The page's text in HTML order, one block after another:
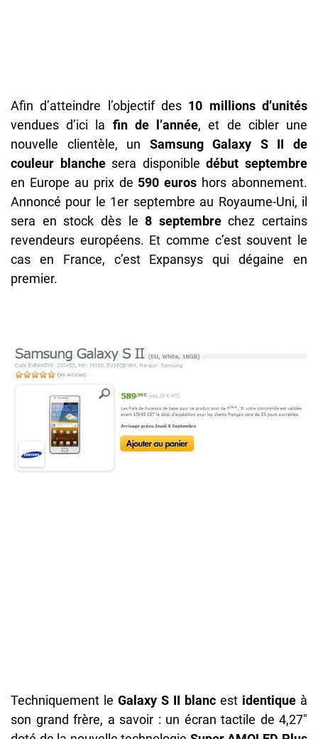
Afin d’atteindre l’objectif des 10 millions d’unités
vendues d’ici la fin de l’année, et de cibler une
nouvelle clientèle, un Samsung Galaxy S II de
couleur blanchesera disponibledébut septembre
en Europe au prix de 590 euros hors abonnement.
Annoncé pour le 1er septembre au Royaume-Uni, il
sera en stock dès le8 septembrechez certains
revendeurs européens. Et comme c’est souvent le
cas en France, c’est Expansys qui dégaine en
premier.
Techniquement le Galaxy S II blanc est identique à
son grand frère, a savoir : un écran tactile de 4,27″